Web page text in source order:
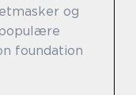
og
foundation